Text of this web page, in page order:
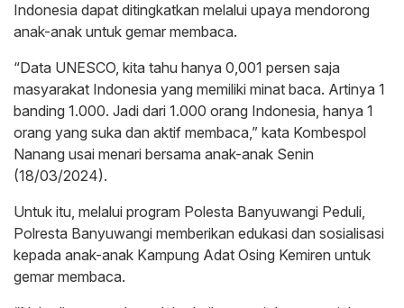
Indonesia dapat ditingkatkan melalui upaya mendorong
anak-anak untuk gemar membaca.
“Data UNESCO, kita tahu hanya 0,001 persen saja
masyarakat Indonesia yang memiliki minat baca. Artinya 1
banding 1.000. Jadi dari 1.000 orang Indonesia, hanya 1
orang yang suka dan aktif membaca,” kata Kombespol
Nanang usai menari bersama anak-anak Senin
(18/03/2024).
Untuk itu, melalui program Polesta Banyuwangi Peduli,
Polresta Banyuwangi memberikan edukasi dan sosialisasi
kepada anak-anak Kampung Adat Osing Kemiren untuk
gemar membaca.